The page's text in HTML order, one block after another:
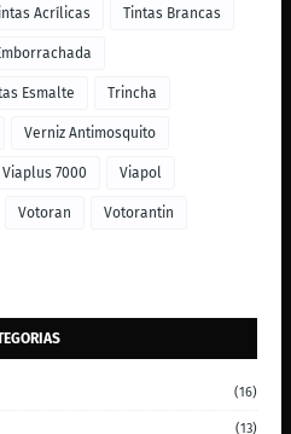
Acrílicas Tintas Brancas
Esmalte Trincha
Verniz Antimosquito
Viaplus 7000 Viapol
Votoran Votorantin
(16)
(13)